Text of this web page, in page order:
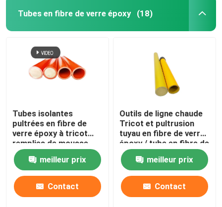
Produits
Vidéos
À propos de nous
Visite de l'usine
Contrôle de la qualité
Nous contacter
Tubes en fibre de verre époxy (18)
Tubes isolantes
pultrées en fibre de
verre époxy à tricot
remplies de mousse
pour outils à chaud
meilleur prix
Contact
Outils de ligne chaude
Tricot et pultrusion
tuyau en fibre de verre
époxy / tube en fibre de
verre époxy
meilleur prix
Contact